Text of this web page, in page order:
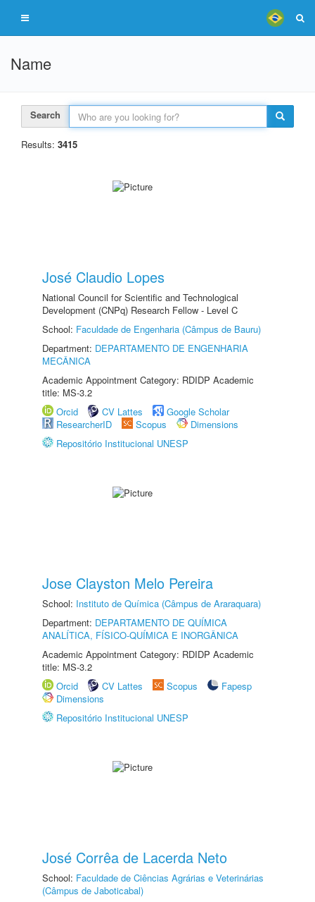
Name
Search
Results: 3415
José Claudio Lopes
National Council for Scientific and Technological
Development (CNPq) Research Fellow - Level C
School: Faculdade de Engenharia (Câmpus de Bauru)
Department: DEPARTAMENTO DE ENGENHARIA
MECÂNICA
Academic Appointment Category: RDIDP Academic
title: MS-3.2
Orcid
CV Lattes
Google Scholar
ResearcherID
Scopus
Dimensions
Repositório Institucional UNESP
Jose Clayston Melo Pereira
School: Instituto de Química (Câmpus de Araraquara)
Department: DEPARTAMENTO DE QUÍMICA
ANALÍTICA, FÍSICO-QUÍMICA E INORGÂNICA
Academic Appointment Category: RDIDP Academic
title: MS-3.2
Orcid
CV Lattes Scopus
Fapesp
Dimensions
Repositório Institucional UNESP
José Corrêa de Lacerda Neto
School: Faculdade de Ciências Agrárias e Veterinárias
(Câmpus de Jaboticabal)